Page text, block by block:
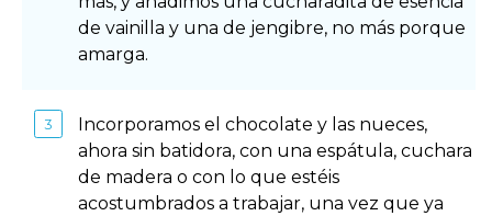
de vainilla y una de jengibre, no más porque
amarga.
Incorporamos el chocolate y las nueces,
ahora sin batidora, con una espátula, cuchara
de madera o con lo que estéis
acostumbrados a trabajar, una vez que ya